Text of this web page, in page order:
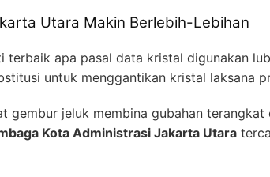
Utara Makin Berlebih-Lebihan
terbaik apa pasal data kristal digunakan
untuk menggantikan kristal laksana
jeluk membina gubahan terangkat
Kota Administrasi Jakarta Utara